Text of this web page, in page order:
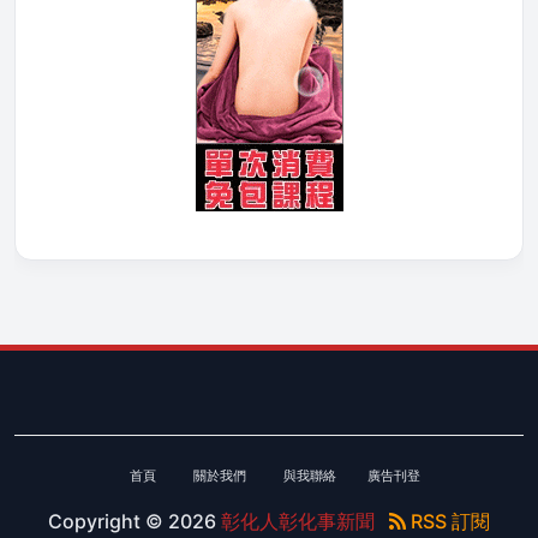
首頁 關於我們 與我聯絡 廣告刊登
Copyright © 2026 彰化人彰化事新聞 RSS 訂閱